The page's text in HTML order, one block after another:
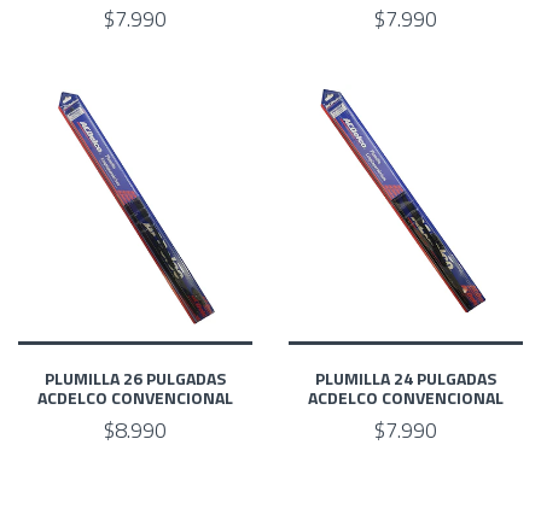
$7.990 $7.990
PLUMILLA 26 PULGADAS
ACDELCO CONVENCIONAL
$8.990
PLUMILLA 24 PULGADAS
ACDELCO CONVENCIONAL
$7.990